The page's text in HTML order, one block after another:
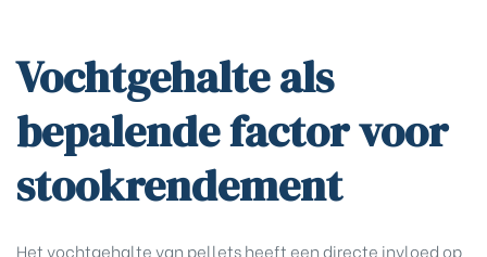
Vochtgehalte als
bepalende factor voor
stookrendement
Het vochtgehalte van pellets heeft een directe invloed op